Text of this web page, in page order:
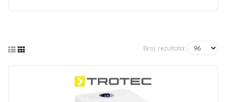
Broj rezultata: